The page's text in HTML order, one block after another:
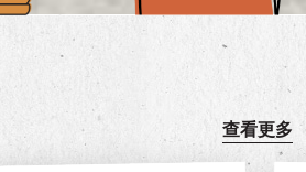
查看更多